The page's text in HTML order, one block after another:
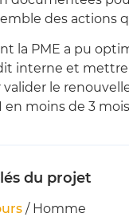
des actions
la PME a pu
interne et
le
en moins de 3
du projet
/ Homme